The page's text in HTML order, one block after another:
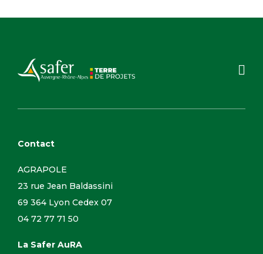
Contact
AGRAPOLE
23 rue Jean Baldassini
69 364 Lyon Cedex 07
04 72 77 71 50
La Safer AuRA